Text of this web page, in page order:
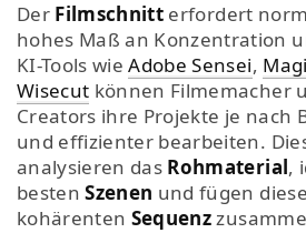
Der Filmschnitt erfordert
hohes Maß an Konzentration
KI-Tools wieAdobe Sensei,
Wisecut können Filmemacher
Creators ihre Projekte je nach
und effizienter bearbeiten.
analysieren das Rohmaterial,
bestenSzenen und fügen
kohärenten Sequenz